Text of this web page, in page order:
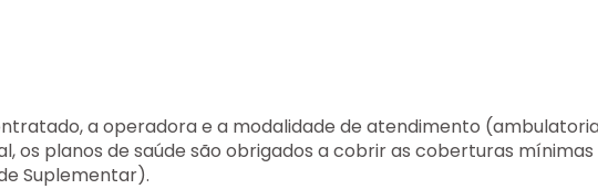
a operadora e a modalidade de atendimento
os planos de saúde são obrigados a cobrir as coberturas mínimas
Suplementar).